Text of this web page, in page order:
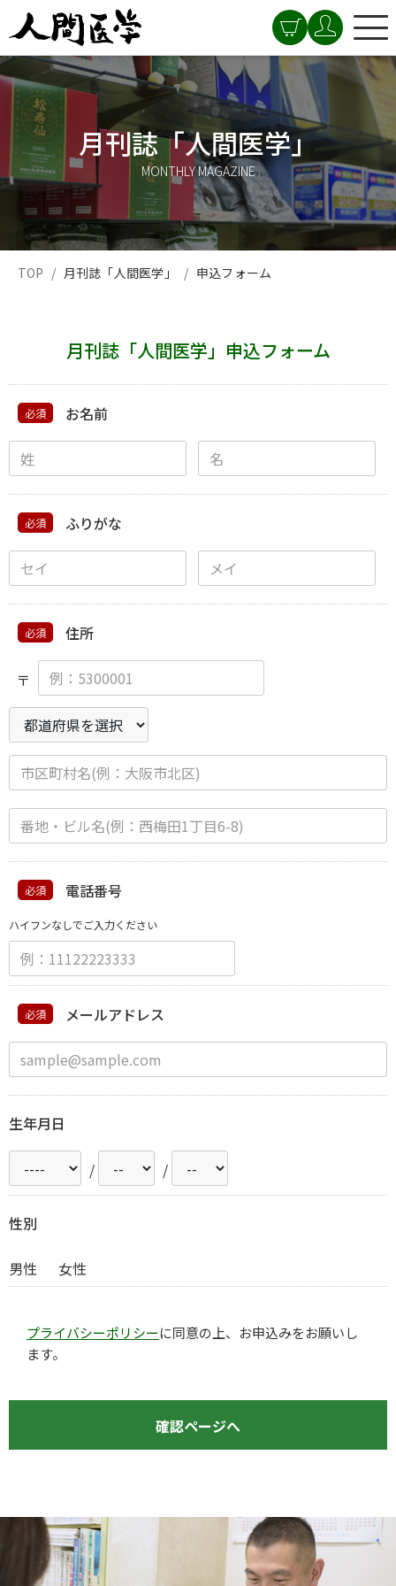
月刊誌「人間医学」
MONTHLY MAGAZINE
TOP 月刊誌「人間医学」 申込フォーム
月刊誌「人間医学」申込フォーム
必須 お名前
必須 ふりがな
必須 住所
〒
必須 電話番号
ハイフンなしでご入力ください
必須 メールアドレス
生年月日
/ /
性別
男性 女性
プライバシーポリシーに同意の上、お申込みをお願いし
ます。
確認ページへ